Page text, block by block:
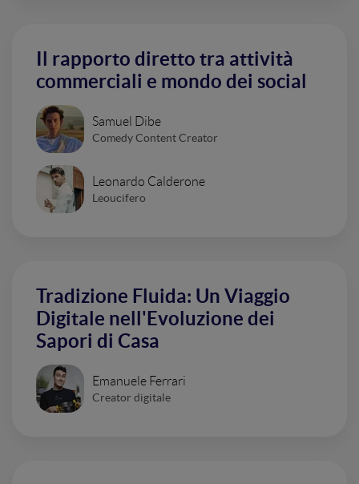
Il rapporto diretto tra attività
commerciali e mondo dei social
Samuel Dibe
Comedy Content Creator
Leonardo Calderone
Leoucifero
Tradizione Fluida: Un Viaggio
Digitale nell'Evoluzione dei
Sapori di Casa
Emanuele Ferrari
Creator digitale